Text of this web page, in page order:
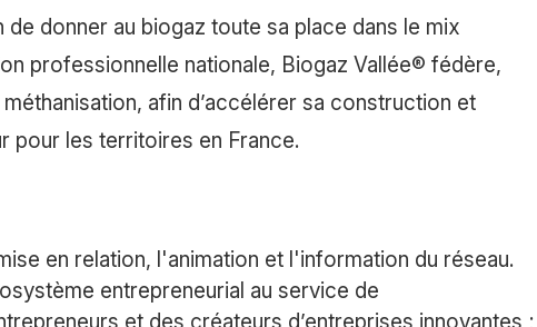
donner au biogaz toute sa place dans le mix
professionnelle nationale, Biogaz Vallée® fédère,
afin d’accélérer sa construction et
pour les territoires en France.
en relation, l'animation et l'information du réseau.
entrepreneurial au service de